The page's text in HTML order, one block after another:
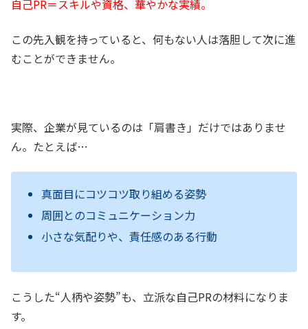
自己PR＝スキルや資格、華やかな実績。
この先入観を持っていると、何もない人は落胆して次に進
むことができません。
実際、企業が見ているのは「肩書き」だけではありませ
ん。たとえば…
真面目にコツコツ取り組める姿勢
周囲とのコミュニケーション力
小さな気配りや、責任感のある行動
こうした“人柄や姿勢”も、立派な自己PRの材料になりま
す。